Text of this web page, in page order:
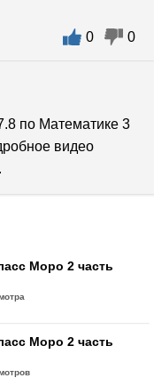
0 0
по Математике 3
видео
Моро 2 часть
Моро 2 часть